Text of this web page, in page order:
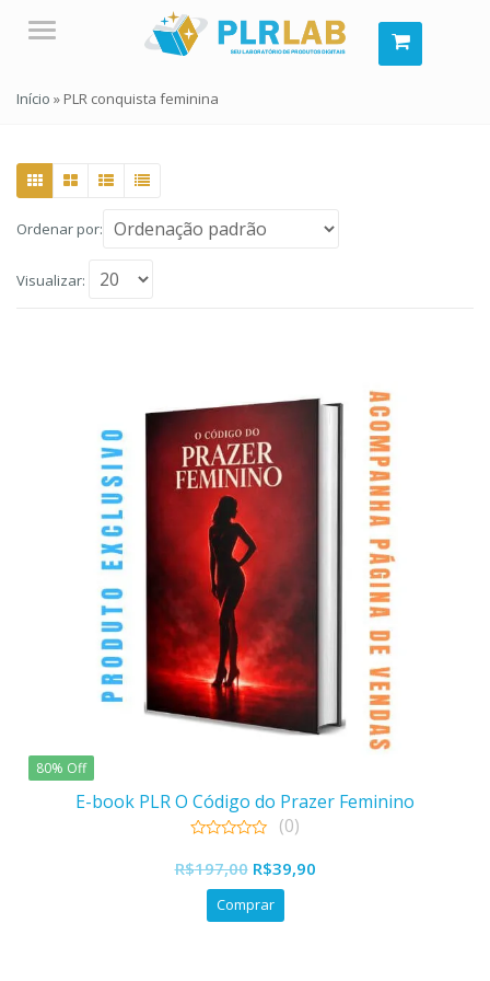
Menu
Início » PLR conquista feminina
Ordenar por:
Visualizar:
80% Off
E-book PLR O Código do Prazer Feminino
out
of
(0)
R$197,00 O
preço
original
R$39,90O
Comprar